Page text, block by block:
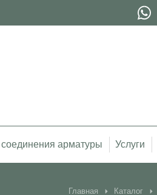
арматуры Услуги
Главная Каталог